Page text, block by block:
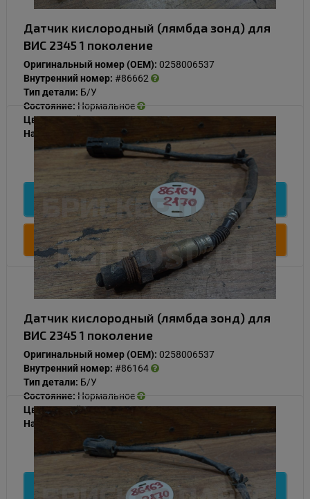
Датчик кислородный (лямбда зонд) для
ВИС 2345 1 поколение
Оригинальный номер (OEM): 0258006537
Внутренний номер: #86662
Тип детали: Б/У
Состояние: Нормальное
Цвет:Серый
Наличие:
В наличии
1 000
Подробнее
Купить
Датчик кислородный (лямбда зонд) для
ВИС 2345 1 поколение
Оригинальный номер (OEM): 0258006537
Внутренний номер: #86164
Тип детали: Б/У
Состояние: Нормальное
Цвет:Серый
Наличие:
1 000
Подробнее